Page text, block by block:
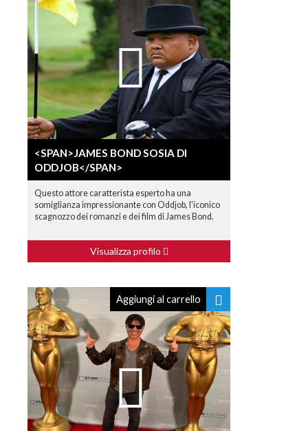
<SPAN>JAMES BOND SOSIA DI
ODDJOB</SPAN>
Questo attore caratterista esperto ha una
somiglianza impressionante con Oddjob, l'iconico
scagnozzo dei romanzi e dei film di James Bond.
Visualizza profilo
Aggiungi al carrello